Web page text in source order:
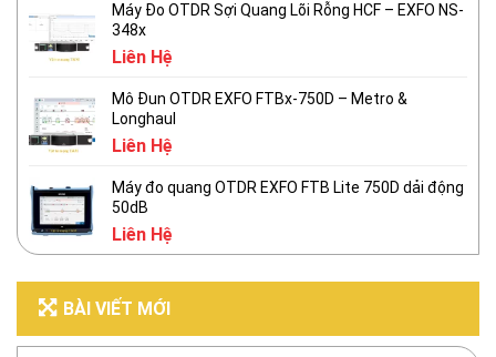
Máy Đo OTDR Sợi Quang Lõi Rỗng HCF – EXFO NS-
348x
Liên Hệ
Mô Đun OTDR EXFO FTBx-750D – Metro &
Longhaul
Liên Hệ
Máy đo quang OTDR EXFO FTB Lite 750D dải động
50dB
Liên Hệ
BÀI VIẾT MỚI